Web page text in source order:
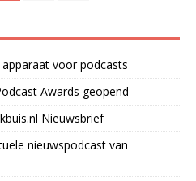
voor podcasts
Awards geopend
Nieuwsbrief
nieuwspodcast van